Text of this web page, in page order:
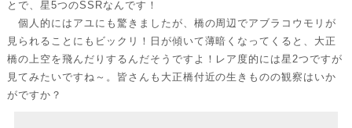
とで、星5つのSSRなんです！
個人的にはアユにも驚きましたが、橋の周辺でアブラコウモリが
見られることにもビックリ！日が傾いて薄暗くなってくると、大正
橋の上空を飛んだりするんだそうですよ！レア度的には星2つですが
見てみたいですね～。皆さんも大正橋付近の生きものの観察はいか
がですか？